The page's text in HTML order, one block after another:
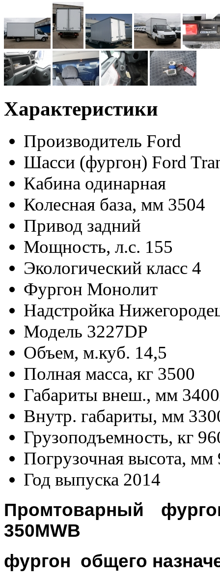
Характеристики
Производитель Ford
Шасси (фургон) Ford
Кабина одинарная
Колесная база, мм 3504
Привод задний
Мощность, л.с. 155
Экологический класс 4
Фургон Монолит
Надстройка
Модель 3227DP
Объем, м.куб. 14,5
Полная масса, кг 3500
Габариты внеш., мм
Внутр. габариты, мм
Грузоподъемность, кг
Погрузочная высота, мм
Год выпуска 2014
Промтоварный
350MWB
фургон общего